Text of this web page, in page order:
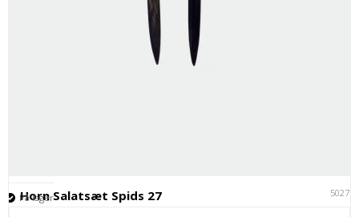
Horn Salatsæt Spids 27 50271
På lager